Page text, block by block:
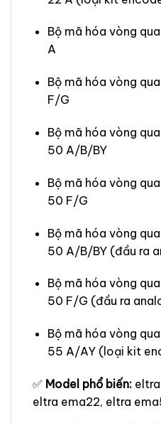
Bộ mã hóa vòng
A
Bộ mã hóa vòng
F/G
Bộ mã hóa vòng
50 A/B/BY
Bộ mã hóa vòng
50 F/G
Bộ mã hóa vòng
50 A/B/BY (đầu ra
Bộ mã hóa vòng
50 F/G (đầu ra
Bộ mã hóa vòng
55 A/AY (loại kit
✅ Model phổ biến:
eltra ema22, eltra